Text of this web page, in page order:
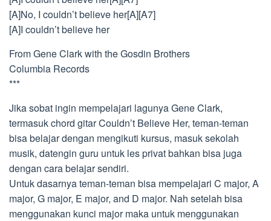
[A]No, I couldn’t believe her[A][A7]
[A]I couldn’t believe her
From Gene Clark with the Gosdin Brothers
Columbia Records
***
Jika sobat ingin mempelajari lagunya Gene Clark,
termasuk chord gitar Couldn’t Believe Her, teman-teman
bisa belajar dengan mengikuti kursus, masuk sekolah
musik, datengin guru untuk les privat bahkan bisa juga
dengan cara belajar sendiri.
Untuk dasarnya teman-teman bisa mempelajari C major, A
major, G major, E major, and D major. Nah setelah bisa
menggunakan kunci major maka untuk menggunakan